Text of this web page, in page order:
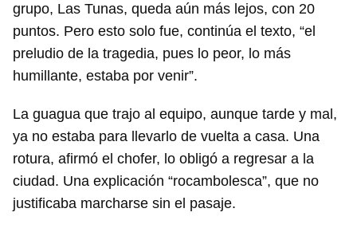
grupo, Las Tunas, queda aún más lejos, con 20
puntos. Pero esto solo fue, continúa el texto, “el
preludio de la tragedia, pues lo peor, lo más
humillante, estaba por venir”.
La guagua que trajo al equipo, aunque tarde y mal,
ya no estaba para llevarlo de vuelta a casa. Una
rotura, afirmó el chofer, lo obligó a regresar a la
ciudad. Una explicación “rocambolesca”, que no
justificaba marcharse sin el pasaje.